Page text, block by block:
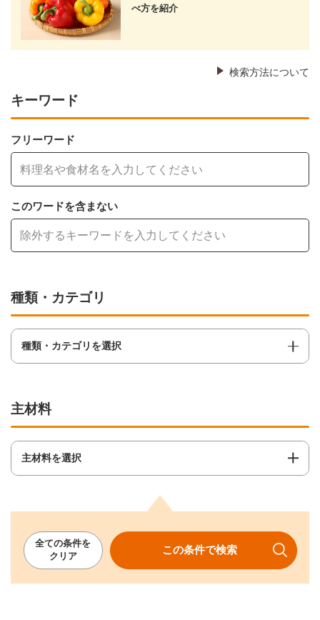
べ方を紹介
検索方法について
キーワード
フリーワード
このワードを含まない
種類・カテゴリ
種類・カテゴリを選択
主材料
主材料を選択
全ての条件を
クリア
この条件で検索